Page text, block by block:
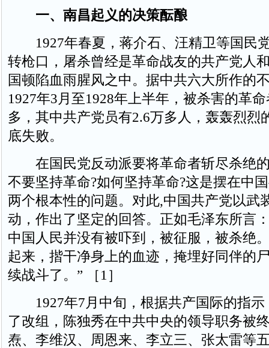
一、南昌起义的决策酝酿
1927年春夏，蒋介石、汪精卫等国民
转枪口，屠杀曾经是革命战友的共产党人
国顿陷血雨腥风之中。据中共六大所作的
1927年3月至1928年上半年，被杀害的革
多，其中共产党员有2.6万多人，轰轰烈烈
底失败。
在国民党反动派要将革命者斩尽杀绝
不要坚持革命?如何坚持革命?这是摆在中
两个根本性的问题。对此,中国共产党以武
动，作出了坚定的回答。正如毛泽东所言
中国人民并没有被吓到，被征服，被杀绝
起来，揩干净身上的血迹，掩埋好同伴的
续战斗了。” ［1］
1927年7月中旬，根据共产国际的指示
了改组，陈独秀在中共中央的领导职务被
焘、李维汉、周恩来、李立三、张太雷等